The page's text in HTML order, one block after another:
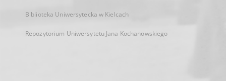
Biblioteka Uniwersytecka w Kielcach
Repozytorium Uniwersytetu Jana Kochanowskiego